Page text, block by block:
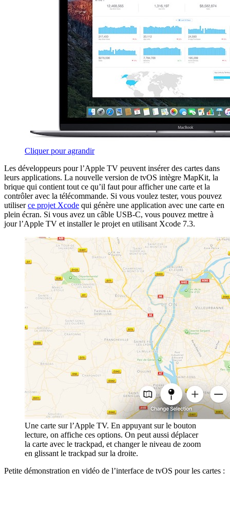
Cliquer pour agrandir
Les développeurs pour l’Apple TV peuvent insérer des cartes dans
leurs applications. La nouvelle version de tvOS intègre MapKit, la
brique qui contient tout ce qu’il faut pour afficher une carte et la
contrôler avec la télécommande. Si vous voulez tester, vous pouvez
utiliserce projet Xcode qui génère une application avec une carte en
plein écran. Si vous avez un câble USB-C, vous pouvez mettre à
jour l’Apple TV et installer le projet en utilisant Xcode 7.3.
Une carte sur l’Apple TV. En appuyant sur le bouton
lecture, on affiche ces options. On peut aussi déplacer
la carte avec le trackpad, et changer le niveau de zoom
en glissant le trackpad sur la droite.
Petite démonstration en vidéo de l’interface de tvOS pour les cartes :